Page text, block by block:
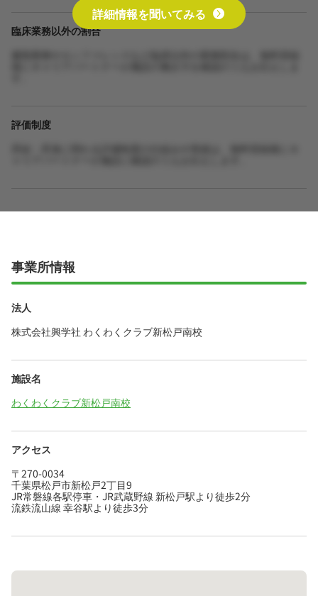
臨床業務以外の割合
評価制度
詳細情報を聞いてみる
事業所情報
法人
株式会社興学社 わくわくクラブ新松戸南校
施設名
わくわくクラブ新松戸南校
アクセス
〒270-0034
千葉県松戸市新松戸2丁目9
JR常磐線各駅停車・JR武蔵野線 新松戸駅より徒歩2分
流鉄流山線 幸谷駅より徒歩3分